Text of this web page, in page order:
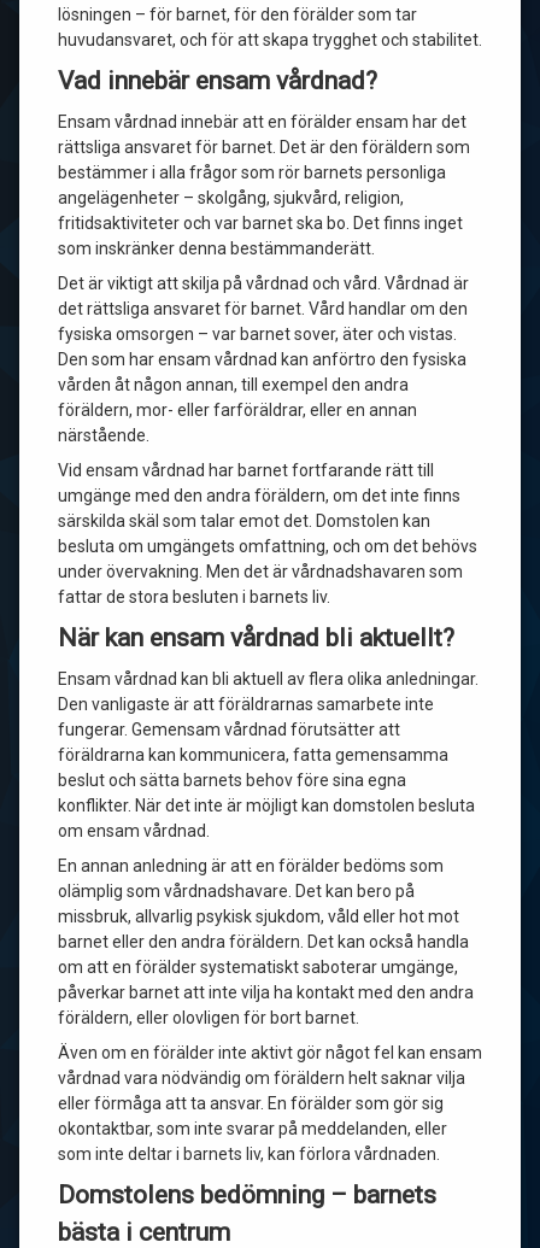
lösningen – för barnet, för den förälder som tar
huvudansvaret, och för att skapa trygghet och stabilitet.
Vad innebär ensam vårdnad?
Ensam vårdnad innebär att en förälder ensam har det
rättsliga ansvaret för barnet. Det är den föräldern som
bestämmer i alla frågor som rör barnets personliga
angelägenheter – skolgång, sjukvård, religion,
fritidsaktiviteter och var barnet ska bo. Det finns inget
som inskränker denna bestämmanderätt.
Det är viktigt att skilja på vårdnad och vård. Vårdnad är
det rättsliga ansvaret för barnet. Vård handlar om den
fysiska omsorgen – var barnet sover, äter och vistas.
Den som har ensam vårdnad kan anförtro den fysiska
vården åt någon annan, till exempel den andra
föräldern, mor- eller farföräldrar, eller en annan
närstående.
Vid ensam vårdnad har barnet fortfarande rätt till
umgänge med den andra föräldern, om det inte finns
särskilda skäl som talar emot det. Domstolen kan
besluta om umgängets omfattning, och om det behövs
under övervakning. Men det är vårdnadshavaren som
fattar de stora besluten i barnets liv.
När kan ensam vårdnad bli aktuellt?
Ensam vårdnad kan bli aktuell av flera olika anledningar.
Den vanligaste är att föräldrarnas samarbete inte
fungerar. Gemensam vårdnad förutsätter att
föräldrarna kan kommunicera, fatta gemensamma
beslut och sätta barnets behov före sina egna
konflikter. När det inte är möjligt kan domstolen besluta
om ensam vårdnad.
En annan anledning är att en förälder bedöms som
olämplig som vårdnadshavare. Det kan bero på
missbruk, allvarlig psykisk sjukdom, våld eller hot mot
barnet eller den andra föräldern. Det kan också handla
om att en förälder systematiskt saboterar umgänge,
påverkar barnet att inte vilja ha kontakt med den andra
föräldern, eller olovligen för bort barnet.
Även om en förälder inte aktivt gör något fel kan ensam
vårdnad vara nödvändig om föräldern helt saknar vilja
eller förmåga att ta ansvar. En förälder som gör sig
okontaktbar, som inte svarar på meddelanden, eller
som inte deltar i barnets liv, kan förlora vårdnaden.
Domstolens bedömning – barnets
bästa i centrum